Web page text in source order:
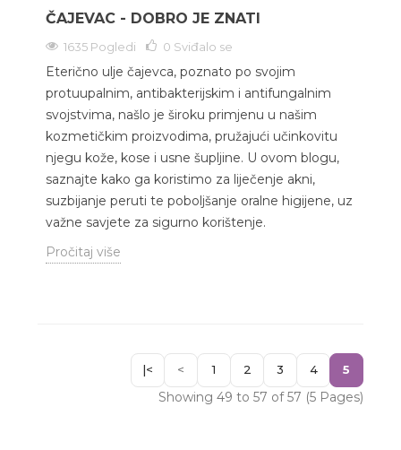
ČAJEVAC - DOBRO JE ZNATI
1635 Pogledi 0 Sviđalo se
Eterično ulje čajevca, poznato po svojim
protuupalnim, antibakterijskim i antifungalnim
svojstvima, našlo je široku primjenu u našim
kozmetičkim proizvodima, pružajući učinkovitu
njegu kože, kose i usne šupljine. U ovom blogu,
saznajte kako ga koristimo za liječenje akni,
suzbijanje peruti te poboljšanje oralne higijene, uz
važne savjete za sigurno korištenje.
Pročitaj više
|< < 1 2 3 4 5
Showing 49 to 57 of 57 (5 Pages)